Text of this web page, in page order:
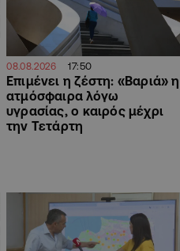
08.08.2026 17:50
Επιμένει η ζέστη: «Βαριά» η
ατμόσφαιρα λόγω
υγρασίας, ο καιρός μέχρι
την Τετάρτη